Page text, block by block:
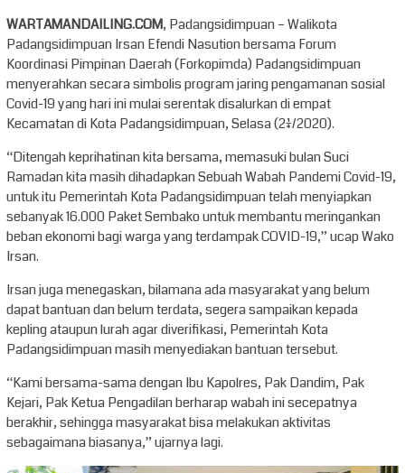
WARTAMANDAILING.COM, Padangsidimpuan – Walikota
Padangsidimpuan Irsan Efendi Nasution bersama Forum
Koordinasi Pimpinan Daerah (Forkopimda) Padangsidimpuan
menyerahkan secara simbolis program jaring pengamanan sosial
Covid-19 yang hari ini mulai serentak disalurkan di empat
Kecamatan di Kota Padangsidimpuan, Selasa (21/4/2020).
“Ditengah keprihatinan kita bersama, memasuki bulan Suci
Ramadan kita masih dihadapkan Sebuah Wabah Pandemi Covid-19,
untuk itu Pemerintah Kota Padangsidimpuan telah menyiapkan
sebanyak 16.000 Paket Sembako untuk membantu meringankan
beban ekonomi bagi warga yang terdampak COVID-19,” ucap Wako
Irsan.
Irsan juga menegaskan, bilamana ada masyarakat yang belum
dapat bantuan dan belum terdata, segera sampaikan kepada
kepling ataupun lurah agar diverifikasi, Pemerintah Kota
Padangsidimpuan masih menyediakan bantuan tersebut.
“Kami bersama-sama dengan Ibu Kapolres, Pak Dandim, Pak
Kejari, Pak Ketua Pengadilan berharap wabah ini secepatnya
berakhir, sehingga masyarakat bisa melakukan aktivitas
sebagaimana biasanya,” ujarnya lagi.